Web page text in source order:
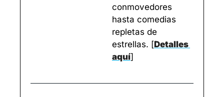
conmovedores
hasta comedias
repletas de
estrellas. [Detalles
aquí]